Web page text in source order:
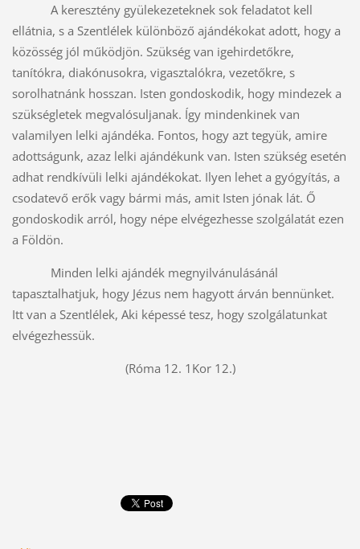
A keresztény gyülekezeteknek sok feladatot kell
ellátnia, s a Szentlélek különböző ajándékokat adott, hogy a
közösség jól működjön. Szükség van igehirdetőkre,
tanítókra, diakónusokra, vigasztalókra, vezetőkre, s
sorolhatnánk hosszan. Isten gondoskodik, hogy mindezek a
szükségletek megvalósuljanak. Így mindenkinek van
valamilyen lelki ajándéka. Fontos, hogy azt tegyük, amire
adottságunk, azaz lelki ajándékunk van. Isten szükség esetén
adhat rendkívüli lelki ajándékokat. Ilyen lehet a gyógyítás, a
csodatevő erők vagy bármi más, amit Isten jónak lát. Ő
gondoskodik arról, hogy népe elvégezhesse szolgálatát ezen
a Földön.
Minden lelki ajándék megnyilvánulásánál
tapasztalhatjuk, hogy Jézus nem hagyott árván bennünket.
Itt van a Szentlélek, Aki képessé tesz, hogy szolgálatunkat
elvégezhessük.
(Róma 12. 1Kor 12.)